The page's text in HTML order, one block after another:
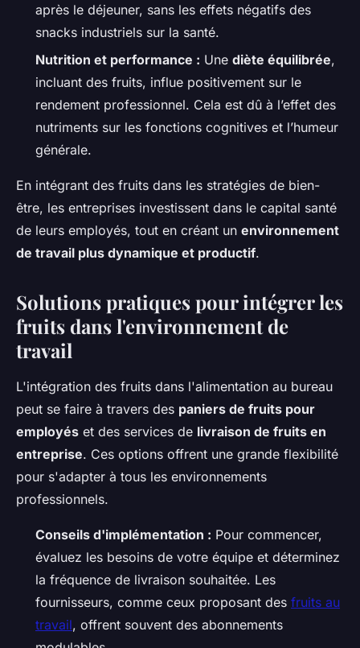
après le déjeuner, sans les effets négatifs des
snacks industriels sur la santé.
Nutrition et performance : Une diète équilibrée,
incluant des fruits, influe positivement sur le
rendement professionnel. Cela est dû à l’effet des
nutriments sur les fonctions cognitives et l’humeur
générale.
En intégrant des fruits dans les stratégies de bien-
être, les entreprises investissent dans le capital santé
de leurs employés, tout en créant un environnement
de travail plus dynamique et productif.
Solutions pratiques pour intégrer les
fruits dans l'environnement de
travail
L'intégration des fruits dans l'alimentation au bureau
peut se faire à travers des paniers de fruits pour
employés et des services de livraison de fruits en
entreprise. Ces options offrent une grande flexibilité
pour s'adapter à tous les environnements
professionnels.
Conseils d'implémentation : Pour commencer,
évaluez les besoins de votre équipe et déterminez
la fréquence de livraison souhaitée. Les
fournisseurs, comme ceux proposant des fruits au
travail, offrent souvent des abonnements